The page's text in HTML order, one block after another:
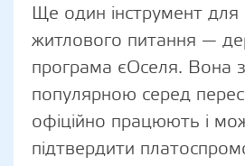
Ще один інструмент для
житлового питання —
програма єОселя. Вона
популярною серед
офіційно працюють і
підтвердити